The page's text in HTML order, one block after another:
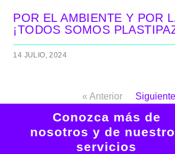
POR EL AMBIENTE Y POR
¡TODOS SOMOS
14 JULIO, 2024
« Anterior
Conozca más de
nosotros y de
servicios